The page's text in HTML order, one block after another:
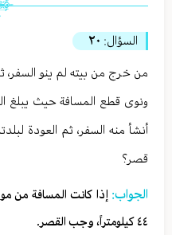
السؤال: ٢٠
من خرج من بيته لم ينو
ونوى قطع المسافة حيث يبلغ
أنشأ منه السفر، ثم العودة
قصر؟
الجواب: إذا كانت المسافة من
٤٤ كيلومتراً، وجب القصر.